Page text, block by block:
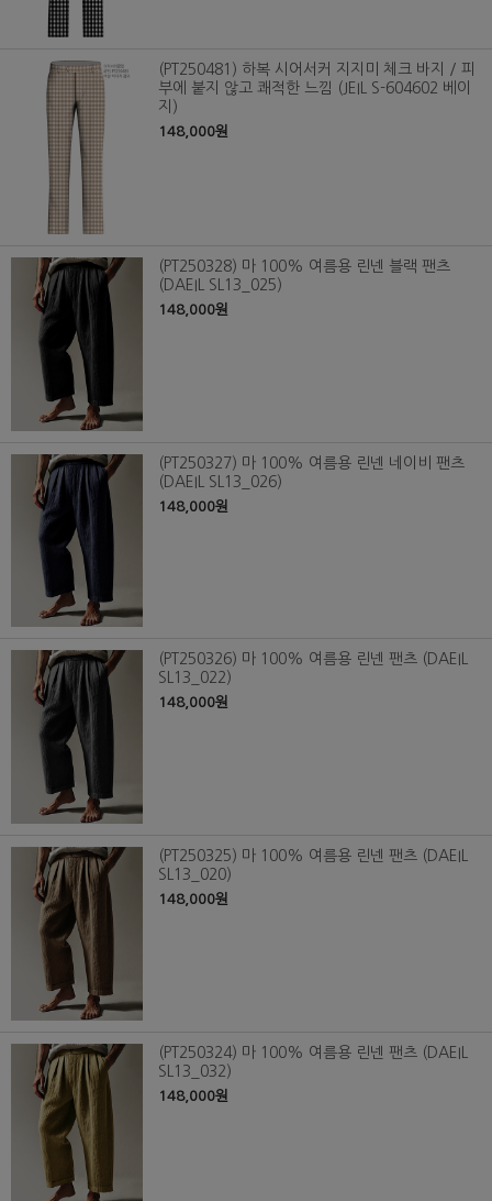
(PT250481) 하복 시어서커 지지미 체크 바지 / 피
부에 붙지 않고 쾌적한 느낌 (JEIL S-604602 베이
지)
148,000원
(PT250328) 마 100% 여름용 린넨 블랙 팬츠
(DAEIL SL13_025)
148,000원
(PT250327) 마 100% 여름용 린넨 네이비 팬츠
(DAEIL SL13_026)
148,000원
(PT250326) 마 100% 여름용 린넨 팬츠 (DAEIL
SL13_022)
148,000원
(PT250325) 마 100% 여름용 린넨 팬츠 (DAEIL
SL13_020)
148,000원
(PT250324) 마 100% 여름용 린넨 팬츠 (DAEIL
SL13_032)
148,000원